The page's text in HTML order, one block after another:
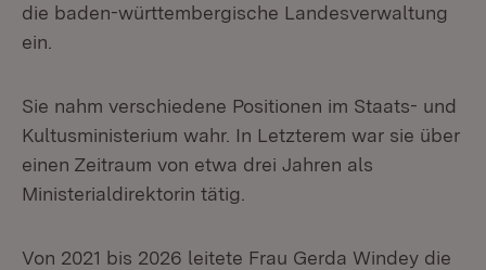
die baden-württembergische Landesverwaltung
ein.
Sie nahm verschiedene Positionen im Staats- und
Kultusministerium wahr. In Letzterem war sie über
einen Zeitraum von etwa drei Jahren als
Ministerialdirektorin tätig.
Von 2021 bis 2026 leitete Frau Gerda Windey die